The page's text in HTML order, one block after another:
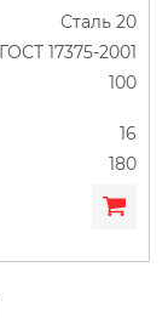
Сталь 20
ГОСТ 17375-2001
100
16
180